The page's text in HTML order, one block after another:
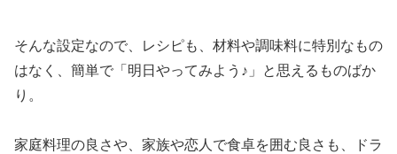
そんな設定なので、レシピも、材料や調味料に特別なもの
はなく、簡単で「明日やってみよう♪」と思えるものばか
り。
家庭料理の良さや、家族や恋人で食卓を囲む良さも、ドラ